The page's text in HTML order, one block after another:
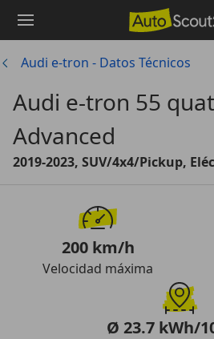
principal
Audi e-tron - Datos Técnicos
Audi e-tron 55
Advanced
2019-2023, SUV/4x4/Pickup,
200 km/h
Velocidad máxima
Ø 23.7 kWh/